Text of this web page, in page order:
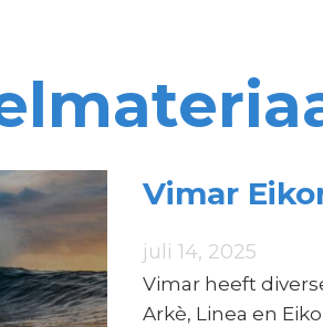
Vimar
juli 14, 2025
Vimar heeft
Arkè, Linea en